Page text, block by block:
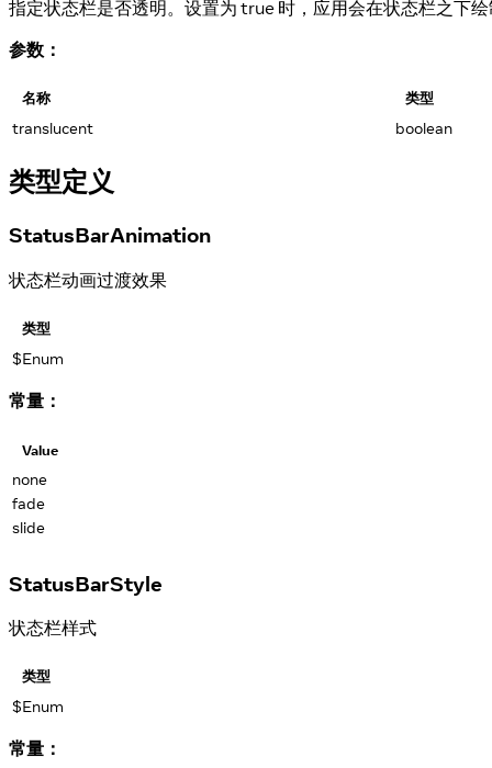
指定状态栏是否透明。设置为 true 时，应用会在状态栏之下
参数：
名称 类型
translucent boolean
类型定义
StatusBarAnimation
状态栏动画过渡效果
类型
$Enum
常量：
Value
none
fade
slide
StatusBarStyle
状态栏样式
类型
$Enum
常量：